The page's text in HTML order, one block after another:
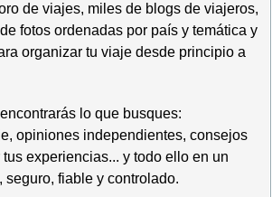
de viajes, miles de blogs de viajeros,
fotos ordenadas por país y temática y
organizar tu viaje desde principio a
lo que busques:
opiniones independientes, consejos
experiencias... y todo ello en un
seguro, fiable y controlado.